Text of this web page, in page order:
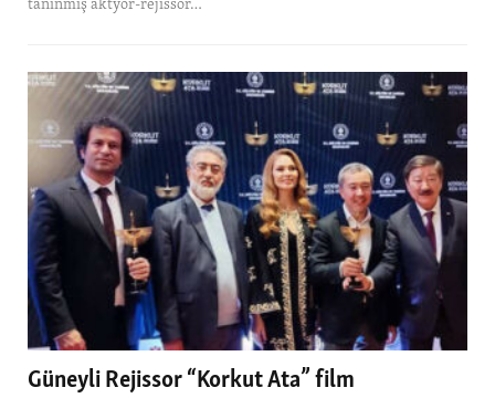
tanınmış aktyor-rejissor…
Güneyli Rejissor “Korkut Ata” film